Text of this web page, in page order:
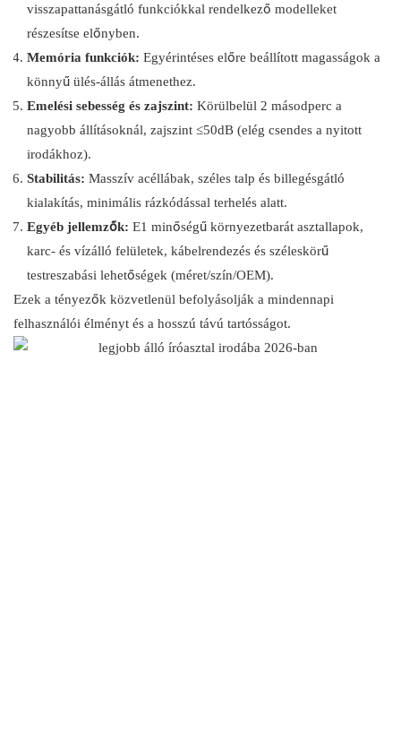
visszapattanásgátló funkciókkal rendelkező modelleket
részesítse előnyben.
Memória funkciók: Egyérintéses előre beállított magasságok a
könnyű ülés-állás átmenethez.
Emelési sebesség és zajszint: Körülbelül 2 másodperc a
nagyobb állításoknál, zajszint ≤50dB (elég csendes a nyitott
irodákhoz).
Stabilitás: Masszív acéllábak, széles talp és billegésgátló
kialakítás, minimális rázkódással terhelés alatt.
Egyéb jellemzők: E1 minőségű környezetbarát asztallapok,
karc- és vízálló felületek, kábelrendezés és széleskörű
testreszabási lehetőségek (méret/szín/OEM).
Ezek a tényezők közvetlenül befolyásolják a mindennapi
felhasználói élményt és a hosszú távú tartósságot.